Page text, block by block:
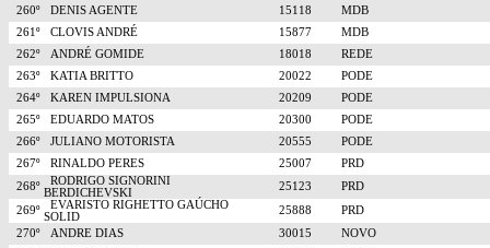
260º
DENIS AGENTE 15118
MDB
261º
CLOVIS ANDRÉ 15877
MDB
262º
ANDRÉ GOMIDE 18018
REDE
263º
KATIA BRITTO 20022
PODE
264º
KAREN IMPULSIONA 20209
PODE
265º
EDUARDO MATOS 20300
PODE
266º
JULIANO MOTORISTA 20555
PODE
267º
RINALDO PERES 25007
PRD
268º
RODRIGO SIGNORINI
BERDICHEVSKI
25123
PRD
269º
EVARISTO RIGHETTO GAÚCHO
SOLID
25888
PRD
270º
ANDRE DIAS 30015
NOVO